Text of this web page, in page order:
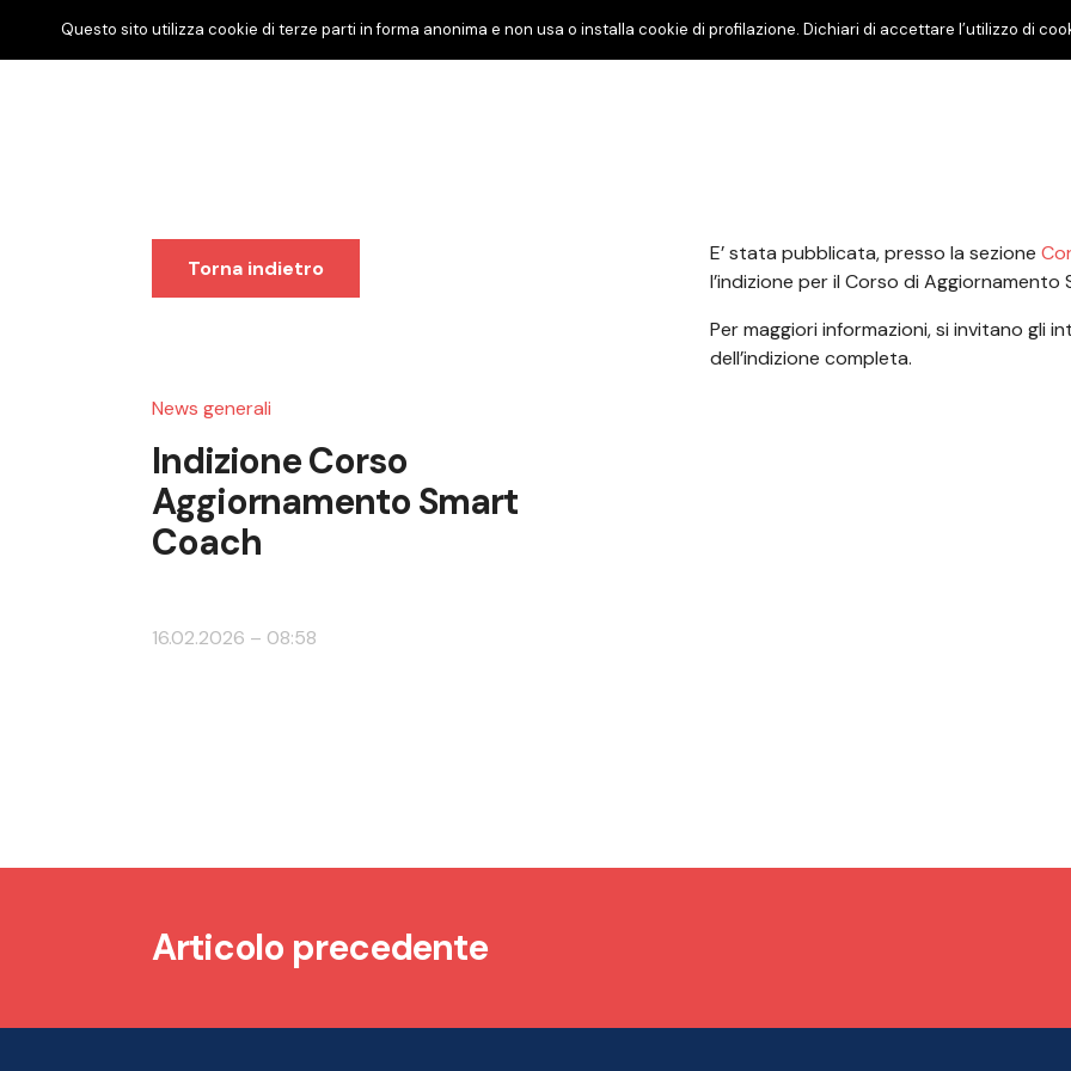
Torna indietro
News generali
Indizione Corso
Aggiornamento Smart
Coach
16.02.2026 – 08:58
E’ stata pubblicata, presso la sezione
l’indizione per il Corso di Aggiornamento
Per maggiori informazioni, si invitano gli
dell’indizione completa.
Articolo precedente
Questo sito utilizza cookie di terze parti in forma anonima e non usa o installa cookie di profilazione. Dichiari di accettare l’utilizzo di